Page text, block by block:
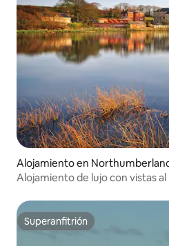
Alojamiento en
Alojamiento de lujo con vistas
Superanfitrión
Superanfitrión